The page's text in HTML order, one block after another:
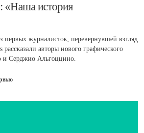
«Наша история
журналисток, перевернувшей взгляд
авторы нового графического
и Серджио Альгоццино.